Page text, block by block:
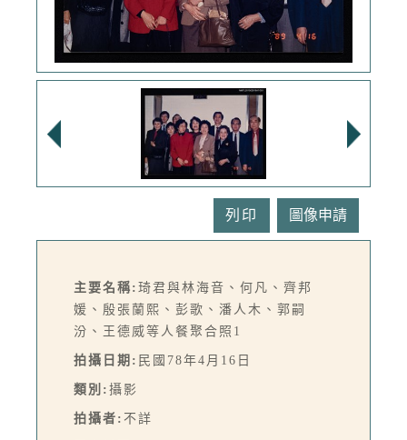
列印
主要名稱: 琦君與林海音、何凡、齊邦
媛、殷張蘭熙、彭歌、潘人木、郭嗣
汾、王德威等人餐聚合照1
拍攝日期: 民國78年4月16日
類別: 攝影
拍攝者: 不詳